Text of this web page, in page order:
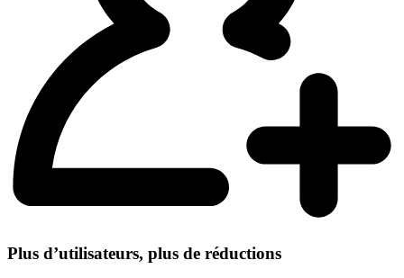
Plus d’utilisateurs, plus de réductions